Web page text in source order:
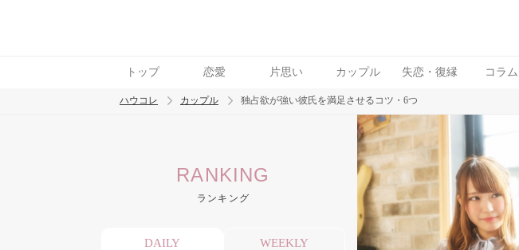
トップ 恋愛 片思い カップル 失恋・復縁 コラム
トレンド ワード
長続き
ハウコレ カップル 独占欲が強い彼氏を満足させるコツ・6つ
RANKING
ランキング
DAILY WEEKLY